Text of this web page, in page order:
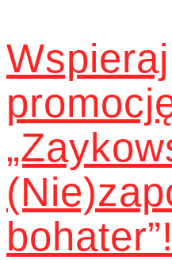
Wspieraj
bohater”!